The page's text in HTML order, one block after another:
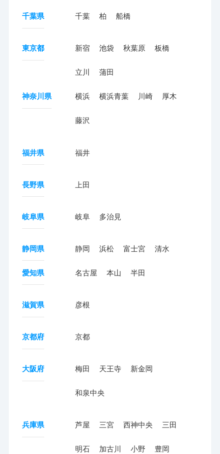
千葉県 千葉 柏 船橋
東京都 新宿 池袋 秋葉原 板橋
立川 蒲田
神奈川県 横浜 横浜青葉 川崎 厚木
藤沢
福井県 福井
長野県 上田
岐阜県 岐阜 多治見
静岡県 静岡 浜松 富士宮 清水
愛知県 名古屋 本山 半田
滋賀県 彦根
京都府 京都
大阪府 梅田 天王寺 新金岡
和泉中央
兵庫県 芦屋 三宮 西神中央 三田
明石 加古川 小野 豊岡